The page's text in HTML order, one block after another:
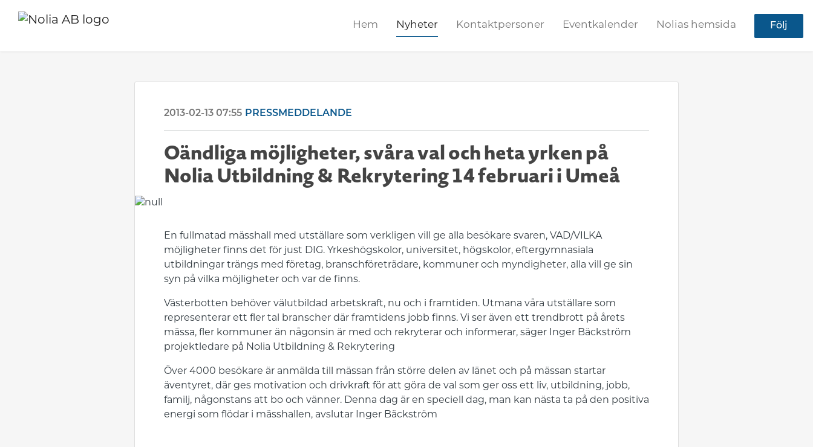
Hem Nyheter Kontaktpersoner Eventkalender Nolias hemsida Följ
2013-02-13 07:55 PRESSMEDDELANDE
Oändliga möjligheter, svåra val och heta yrken på
Nolia Utbildning & Rekrytering 14 februari i Umeå
En fullmatad mässhall med utställare som verkligen vill ge alla besökare svaren, VAD/VILKA
möjligheter finns det för just DIG. Yrkeshögskolor, universitet, högskolor, eftergymnasiala
utbildningar trängs med företag, branschföreträdare, kommuner och myndigheter, alla vill ge sin
syn på vilka möjligheter och var de finns.
Västerbotten behöver välutbildad arbetskraft, nu och i framtiden. Utmana våra utställare som
representerar ett fler tal branscher där framtidens jobb finns. Vi ser även ett trendbrott på årets
mässa, fler kommuner än någonsin är med och rekryterar och informerar, säger Inger Bäckström
projektledare på Nolia Utbildning & Rekrytering
Över 4000 besökare är anmälda till mässan från större delen av länet och på mässan startar
äventyret, där ges motivation och drivkraft för att göra de val som ger oss ett liv, utbildning, jobb,
familj, någonstans att bo och vänner. Denna dag är en speciell dag, man kan nästa ta på den positiva
energi som flödar i mässhallen, avslutar Inger Bäckström